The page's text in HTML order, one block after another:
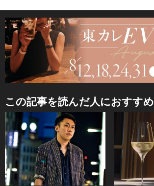
この記事を読んだ人におすすめ